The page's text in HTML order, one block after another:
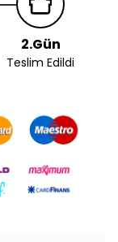
2.Gün
Teslim Edildi